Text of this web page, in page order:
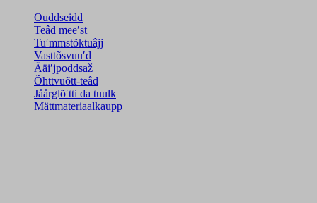
Ouddseidd
Teâđ meeʹst
Tuʹmmstõktuâjj
Vasttõsvuuʹd
Ääiʹjpoddsaž
Õhttvuõtt-teâđ
Jåårǥlõʹtti da tuulk
Mättmateriaalkaupp